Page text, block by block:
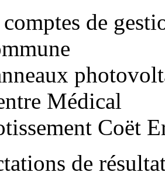
comptes de
Médical
Coët
de